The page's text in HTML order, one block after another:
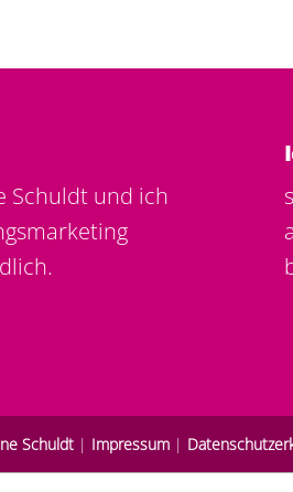
Schuldt und ich
Schuldt | Impressum |